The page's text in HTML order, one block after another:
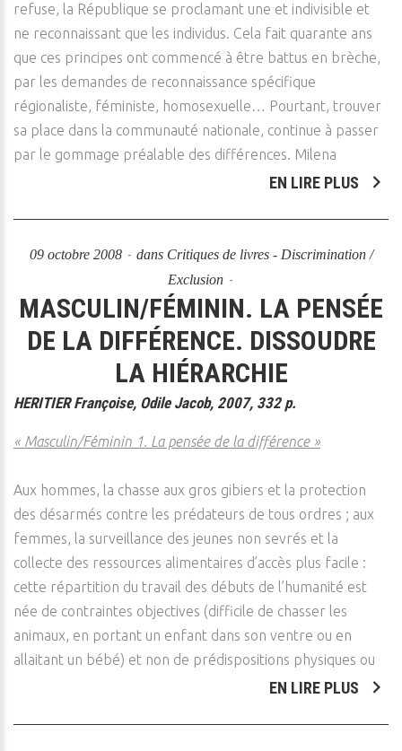
refuse, la République se proclamant une et indivisible et
ne reconnaissant que les individus. Cela fait quarante ans
que ces principes ont commencé à être battus en brèche,
par les demandes de reconnaissance spécifique
régionaliste, féministe, homosexuelle… Pourtant, trouver
sa place dans la communauté nationale, continue à passer
par le gommage préalable des différences. Milena
EN LIRE PLUS
09 octobre 2008 dans Critiques de livres - Discrimination /
Exclusion
MASCULIN/FÉMININ. LA PENSÉE
DE LA DIFFÉRENCE. DISSOUDRE
LA HIÉRARCHIE
HERITIER Françoise, Odile Jacob, 2007, 332 p.
« Masculin/Féminin 1. La pensée de la différence »
Aux hommes, la chasse aux gros gibiers et la protection
des désarmés contre les prédateurs de tous ordres ; aux
femmes, la surveillance des jeunes non sevrés et la
collecte des ressources alimentaires d’accès plus facile :
cette répartition du travail des débuts de l’humanité est
née de contraintes objectives (difficile de chasser les
animaux, en portant un enfant dans son ventre ou en
allaitant un bébé) et non de prédispositions physiques ou
EN LIRE PLUS